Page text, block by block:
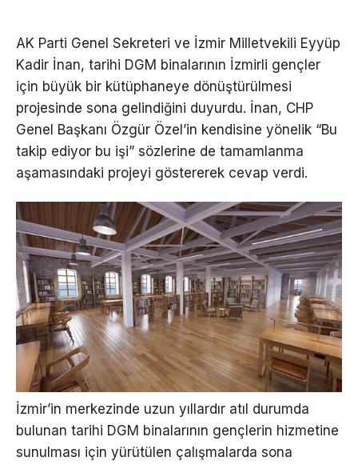
AK Parti Genel Sekreteri ve İzmir Milletvekili Eyyüp
Kadir İnan, tarihi DGM binalarının İzmirli gençler
için büyük bir kütüphaneye dönüştürülmesi
projesinde sona gelindiğini duyurdu. İnan, CHP
Genel Başkanı Özgür Özel’in kendisine yönelik “Bu
takip ediyor bu işi” sözlerine de tamamlanma
aşamasındaki projeyi göstererek cevap verdi.
İzmir’in merkezinde uzun yıllardır atıl durumda
bulunan tarihi DGM binalarının gençlerin hizmetine
sunulması için yürütülen çalışmalarda sona